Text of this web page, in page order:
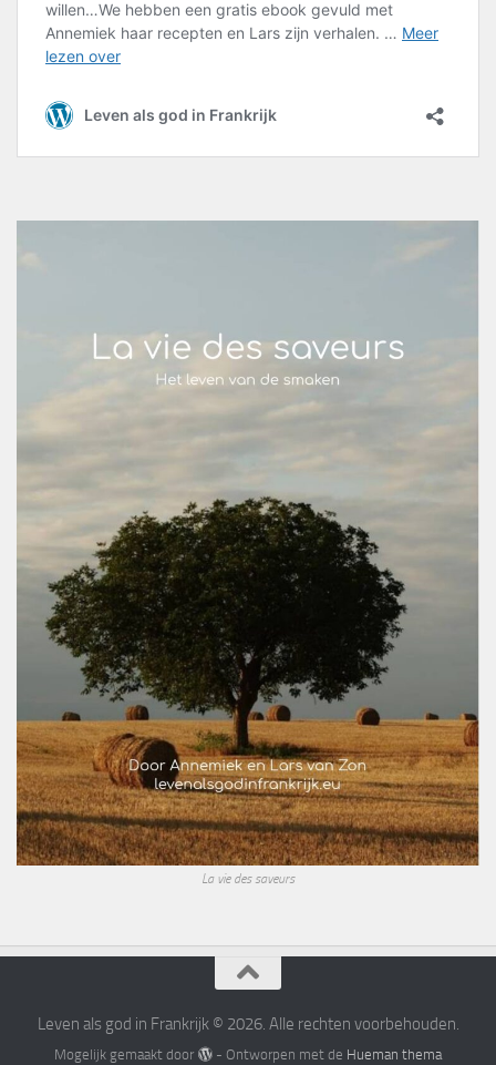
La vie des saveurs
Leven als god in Frankrijk © 2026. Alle rechten voorbehouden.
Mogelijk gemaakt door - Ontworpen met de Hueman thema